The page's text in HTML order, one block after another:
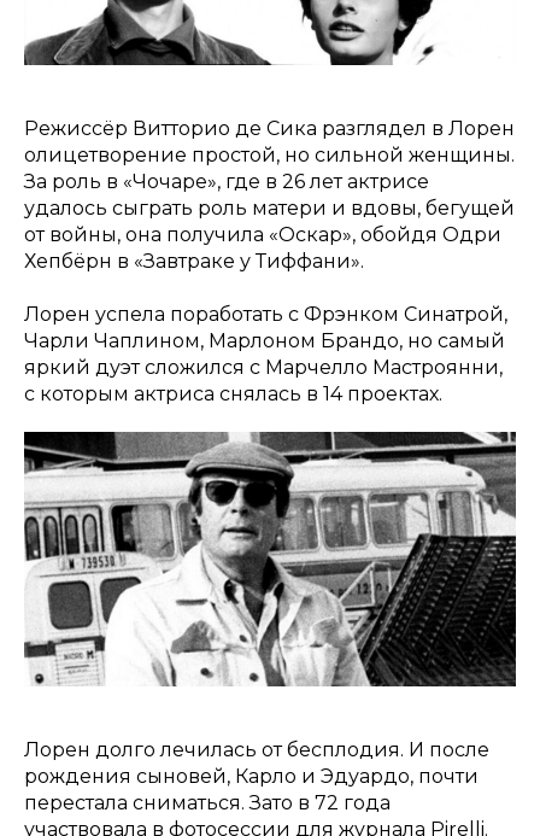
Режиссёр Витторио де Сика разглядел в Лорен
олицетворение простой, но сильной женщины.
За роль в «Чочаре», где в 26 лет актрисе
удалось сыграть роль матери и вдовы, бегущей
от войны, она получила «Оскар», обойдя Одри
Хепбёрн в «Завтраке у Тиффани».
Лорен успела поработать с Фрэнком Синатрой,
Чарли Чаплином, Марлоном Брандо, но самый
яркий дуэт сложился с Марчелло Мастроянни,
с которым актриса снялась в 14 проектах.
Лорен долго лечилась от бесплодия. И после
рождения сыновей, Карло и Эдуардо, почти
перестала сниматься. Зато в 72 года
участвовала в фотосессии для журнала Pirelli.